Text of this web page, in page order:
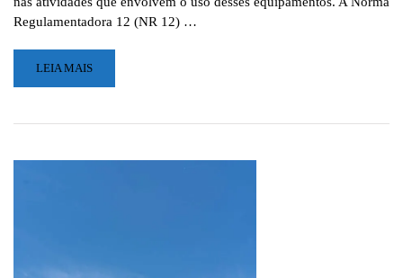
Regulamentadora 12 (NR 12) …
LEIA
MAIS
TREINAMENTO
DE
LEIA MAIS